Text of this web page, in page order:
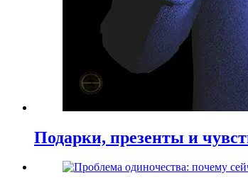
Подарки, презенты и